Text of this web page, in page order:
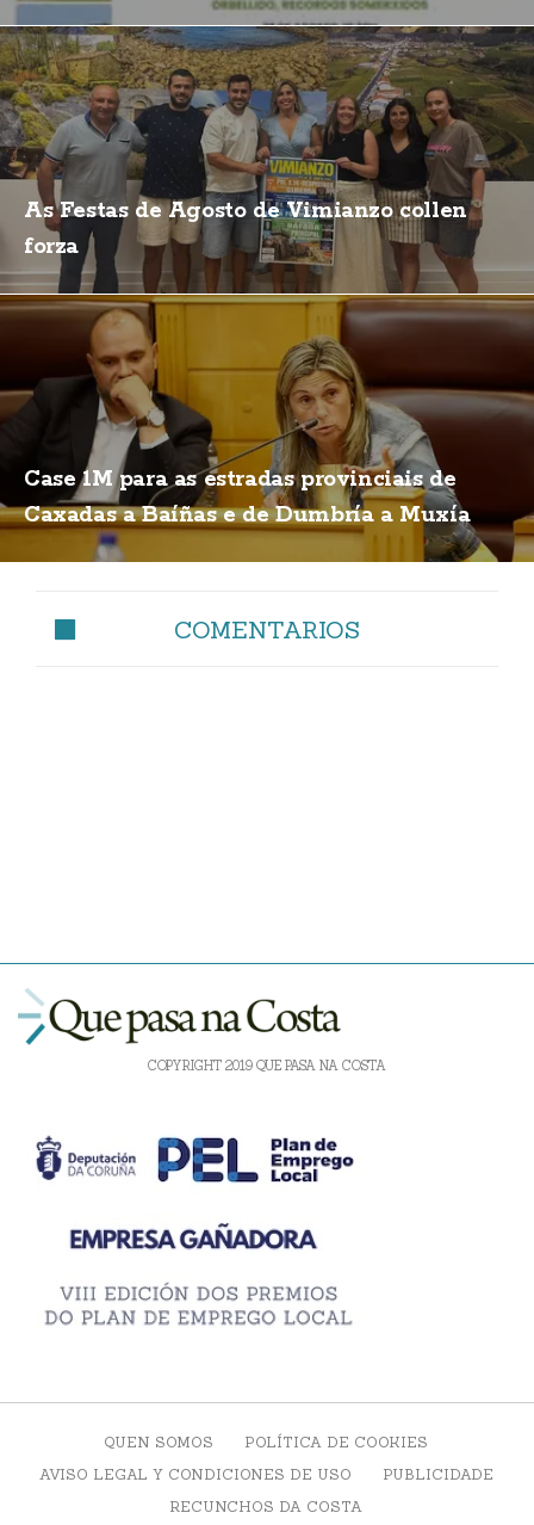
As Festas de Agosto de Vimianzo collen
forza
Case 1M para as estradas provinciais de
Caxadas a Baíñas e de Dumbría a Muxía
COMENTARIOS
COPYRIGHT 2019 QUE PASA NA COSTA
QUEN SOMOS
POLÍTICA DE COOKIES
AVISO LEGAL Y CONDICIONES DE USO
PUBLICIDADE
RECUNCHOS DA COSTA